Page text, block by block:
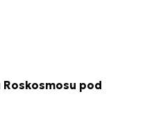
Roskosmosu pod